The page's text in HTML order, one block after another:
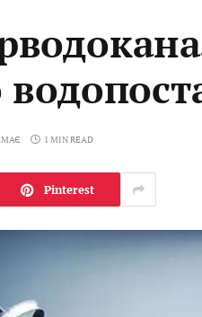
1 MIN READ
Pinterest